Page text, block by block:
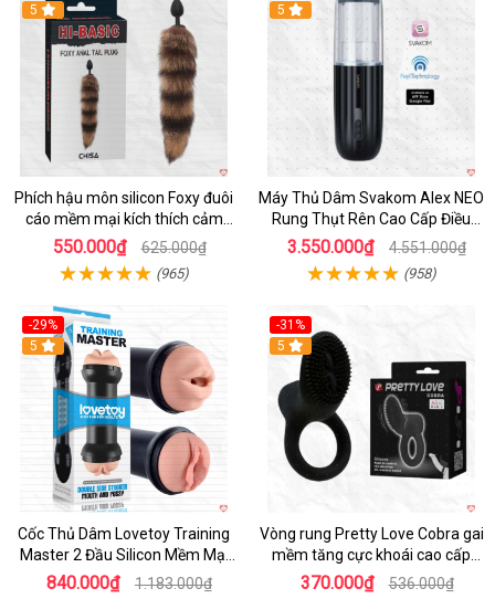
Hot
5
Phích hậu môn silicon Foxy đuôi
cáo mềm mại kích thích cảm
giác mới
550.000₫ 625.000₫
(965)
5
Máy Thủ Dâm Svakom Alex NEO
Rung Thụt Rên Cao Cấp Điều
Khiển App
3.550.000₫ 4.551.000₫
(958)
-29%
Hot
5
Cốc Thủ Dâm Lovetoy Training
Master 2 Đầu Silicon Mềm Mại
Tiện Lợi
840.000₫ 1.183.000₫
-31%
5
Vòng rung Pretty Love Cobra gai
mềm tăng cực khoái cao cấp
chính hãng
370.000₫ 536.000₫